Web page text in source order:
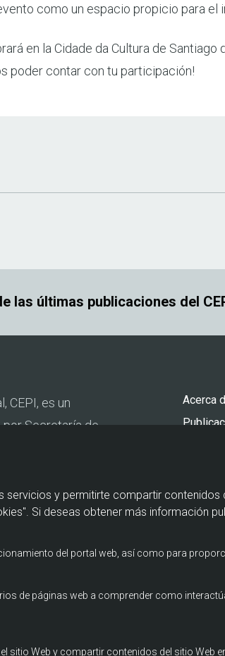
como un espacio propicio para el
en la Cidade da Cultura de
poder contar con tu participación!
las últimas publicaciones del
CEPI, es un
Secretaría de
Pie
de
Acerca
y permitirte compartir
Si deseas obtener más información
del portal web, así como para
de páginas web a comprender como
sitio Web y compartir contenidos del sitio Web